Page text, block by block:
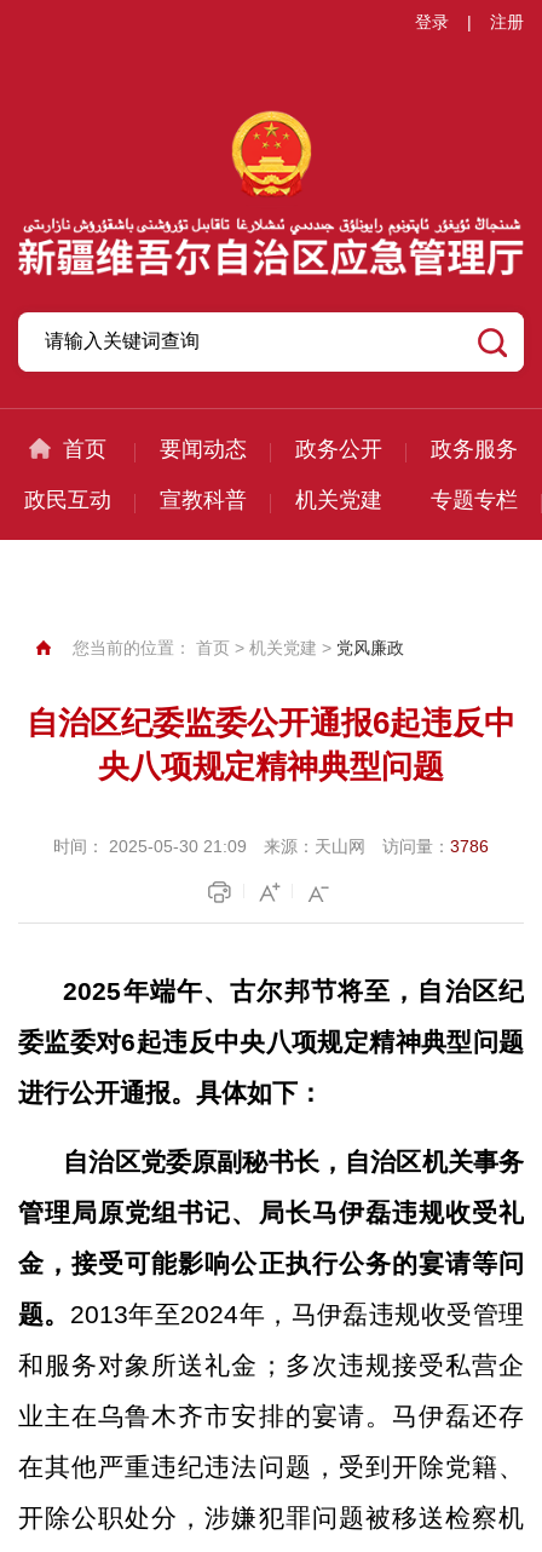
登录 | 注册
首页 要闻动态 政务公开 政务服务
政民互动 宣教科普 机关党建 专题专栏
您当前的位置： 首页 > 机关党建 > 党风廉政
自治区纪委监委公开通报6起违反中
央八项规定精神典型问题
时间： 2025-05-30 21:09 来源： 天山网 访问量： 3786
2025年端午、古尔邦节将至，自治区纪
委监委对6起违反中央八项规定精神典型问题
进行公开通报。具体如下：
自治区党委原副秘书长，自治区机关事务
管理局原党组书记、局长马伊磊违规收受礼
金，接受可能影响公正执行公务的宴请等问
题。 2013年至2024年，马伊磊违规收受管理
和服务对象所送礼金；多次违规接受私营企
业主在乌鲁木齐市安排的宴请。马伊磊还存
在其他严重违纪违法问题，受到开除党籍、
开除公职处分，涉嫌犯罪问题被移送检察机